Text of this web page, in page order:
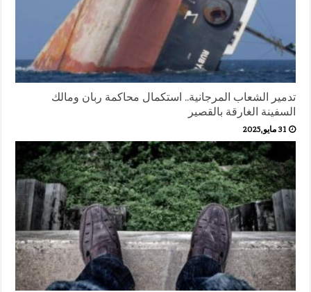
تدمير الشعاب المرجانية.. استكمال محاكمة ربان ومالك
السفينة الغارقة بالقصير
31 مايو,2025